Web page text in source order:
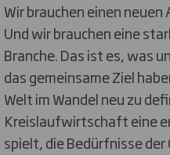
Wir brauchen einen
Und wir brauchen eine
Branche. Das ist es, was
das gemeinsame Ziel
Welt im Wandel neu zu
Kreislaufwirtschaft eine
spielt, die Bedürfnisse